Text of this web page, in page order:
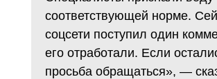
соответствующей норме.
соцсети поступил один
его отработали. Если
просьба обращаться», —